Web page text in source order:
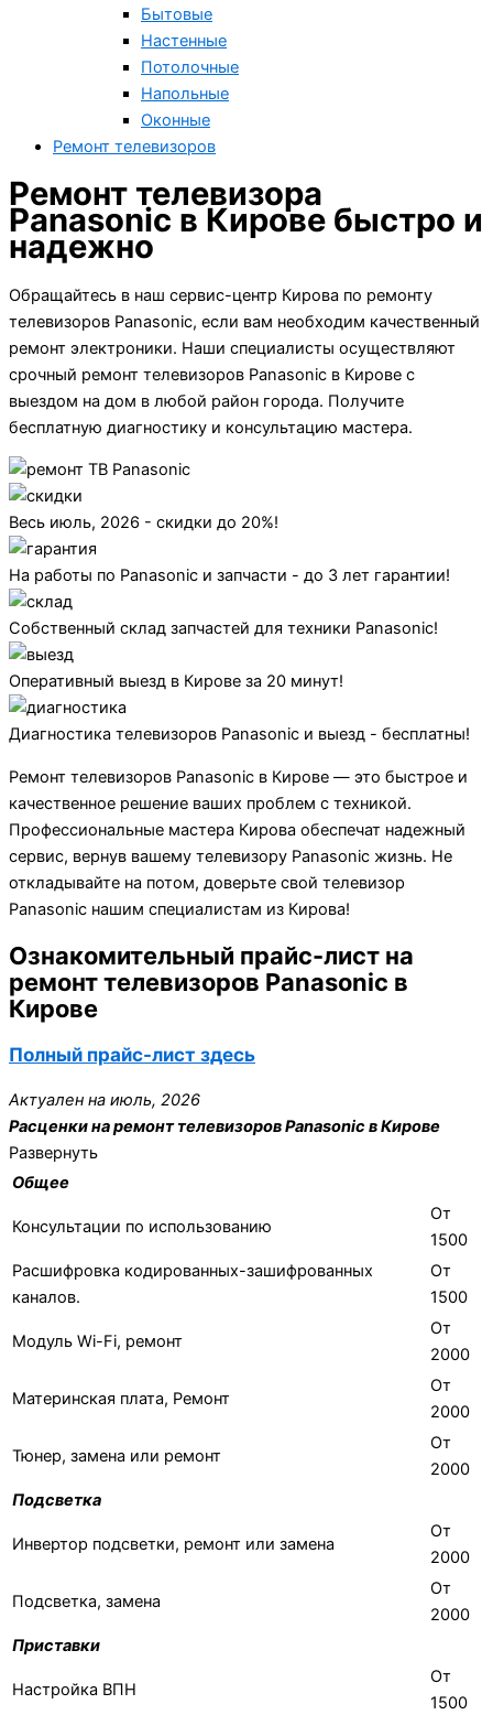
Бытовые
Настенные
Потолочные
Напольные
Оконные
Ремонт телевизоров
Ремонт телевизора
Panasonic в Кирове быстро и
надежно
Обращайтесь в наш сервис-центр Кирова по ремонту
телевизоров Panasonic, если вам необходим качественный
ремонт электроники. Наши специалисты осуществляют
срочный ремонт телевизоров Panasonic в Кирове с
выездом на дом в любой район города. Получите
бесплатную диагностику и консультацию мастера.
Весь июль, 2026 - скидки до 20%!
На работы по Panasonic и запчасти - до 3 лет гарантии!
Собственный склад запчастей для техники Panasonic!
Оперативный выезд в Кирове за 20 минут!
Диагностика телевизоров Panasonic и выезд - бесплатны!
Ремонт телевизоров Panasonic в Кирове — это быстрое и
качественное решение ваших проблем с техникой.
Профессиональные мастера Кирова обеспечат надежный
сервис, вернув вашему телевизору Panasonic жизнь. Не
откладывайте на потом, доверьте свой телевизор
Panasonic нашим специалистам из Кирова!
Ознакомительный прайс-лист на
ремонт телевизоров Panasonic в
Кирове
Полный прайс-лист здесь
Актуален на июль, 2026
Расценки на ремонт телевизоров Panasonic в Кирове
Развернуть
Общее
Консультации по использованию
От
1500
Расшифровка кодированных-зашифрованных
каналов.
От
1500
Модуль Wi-Fi, ремонт
От
2000
Материнская плата, Ремонт
От
2000
Тюнер, замена или ремонт
От
2000
Подсветка
Инвертор подсветки, ремонт или замена
От
2000
Подсветка, замена
От
2000
Приставки
Настройка ВПН
От
1500